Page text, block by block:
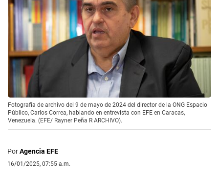
Fotografía de archivo del 9 de mayo de 2024 del director de la ONG Espacio
Público, Carlos Correa, hablando en entrevista con EFE en Caracas,
Venezuela. (EFE/ Rayner Peña R ARCHIVO).
PorAgencia EFE
16/01/2025, 07:55 a.m.